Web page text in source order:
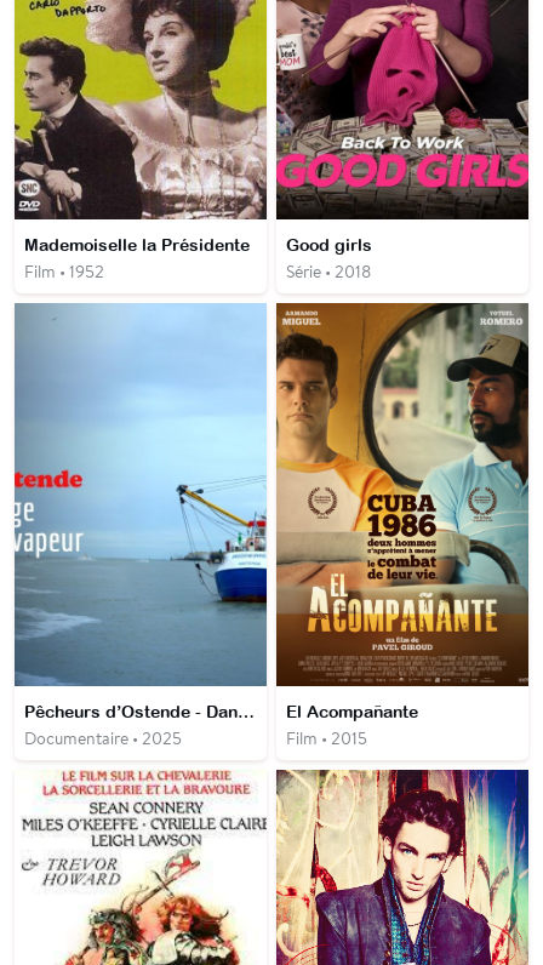
Mademoiselle la Présidente
Film • 1952
Good girls
Série • 2018
Pêcheurs d’Ostende - Dans le sillage des pêcheries à vapeur
Documentaire • 2025
El Acompañante
Film • 2015